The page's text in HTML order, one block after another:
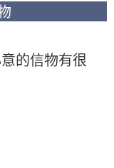
的信物有很